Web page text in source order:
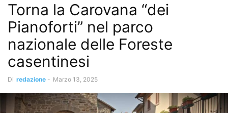
Torna la Carovana “dei
Pianoforti” nel parco
nazionale delle Foreste
casentinesi
Di redazione - Marzo 13, 2025